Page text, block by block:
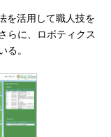
を活用して職人技を
らに、ロボティクス
る。